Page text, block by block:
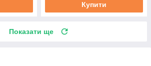
Купити
Показати ще